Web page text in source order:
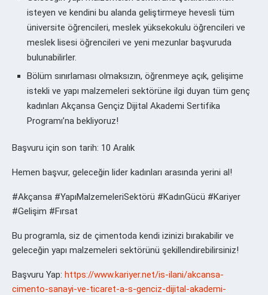
isteyen ve kendini bu alanda geliştirmeye hevesli tüm
üniversite öğrencileri, meslek yüksekokulu öğrencileri ve
meslek lisesi öğrencileri ve yeni mezunlar başvuruda
bulunabilirler.
Bölüm sınırlaması olmaksızın, öğrenmeye açık, gelişime
istekli ve yapı malzemeleri sektörüne ilgi duyan tüm genç
kadınları Akçansa Gençiz Dijital Akademi Sertifika
Programı’na bekliyoruz!
Başvuru için son tarih: 10 Aralık
Hemen başvur, geleceğin lider kadınları arasında yerini al!
#Akçansa #YapıMalzemeleriSektörü #KadınGücü #Kariyer
#Gelişim #Fırsat
Bu programla, siz de çimentoda kendi izinizi bırakabilir ve
geleceğin yapı malzemeleri sektörünü şekillendirebilirsiniz!
Başvuru Yap: https://www.kariyer.net/is-ilani/akcansa-
cimento-sanayi-ve-ticaret-a-s-genciz-dijital-akademi-